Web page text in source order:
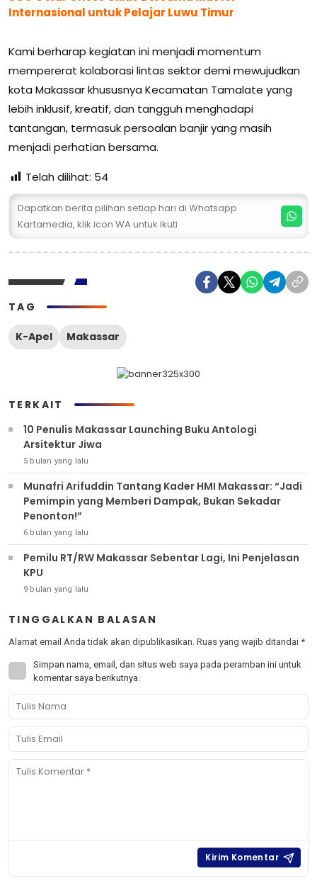
Internasional untuk Pelajar Luwu Timur
Kami berharap kegiatan ini menjadi momentum
mempererat kolaborasi lintas sektor demi mewujudkan
kota Makassar khususnya Kecamatan Tamalate yang
lebih inklusif, kreatif, dan tangguh menghadapi
tantangan, termasuk persoalan banjir yang masih
menjadi perhatian bersama.
Telah dilihat: 54
Dapatkan berita pilihan setiap hari di Whatsapp
Kartamedia, klik icon WA untuk ikuti
TAG
K-Apel Makassar
TERKAIT
10 Penulis Makassar Launching Buku Antologi
Arsitektur Jiwa
5 bulan yang lalu
Munafri Arifuddin Tantang Kader HMI Makassar: “Jadi
Pemimpin yang Memberi Dampak, Bukan Sekadar
Penonton!”
6 bulan yang lalu
Pemilu RT/RW Makassar Sebentar Lagi, Ini Penjelasan
KPU
9 bulan yang lalu
TINGGALKAN BALASAN
Alamat email Anda tidak akan dipublikasikan. Ruas yang wajib ditandai *
Simpan nama, email, dan situs web saya pada peramban ini untuk
komentar saya berikutnya.